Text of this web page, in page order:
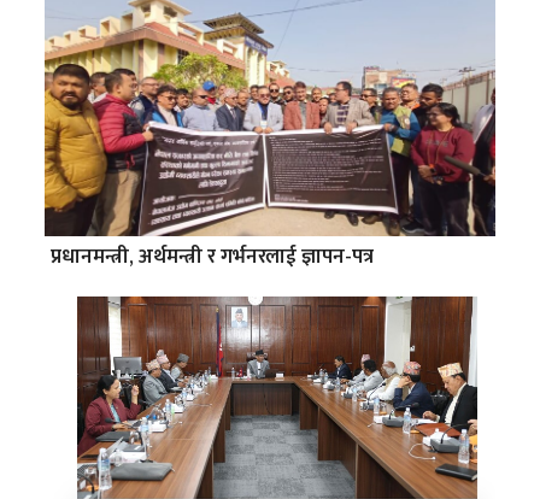
प्रधानमन्त्री, अर्थमन्त्री र गर्भनरलाई ज्ञापन-पत्र